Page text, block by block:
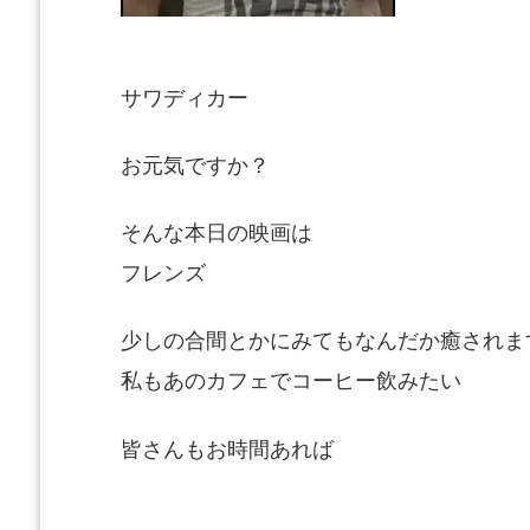
サワディカー
お元気ですか？
そんな本日の映画は
フレンズ
少しの合間とかにみてもなんだか癒されま
私もあのカフェでコーヒー飲みたい
皆さんもお時間あれば